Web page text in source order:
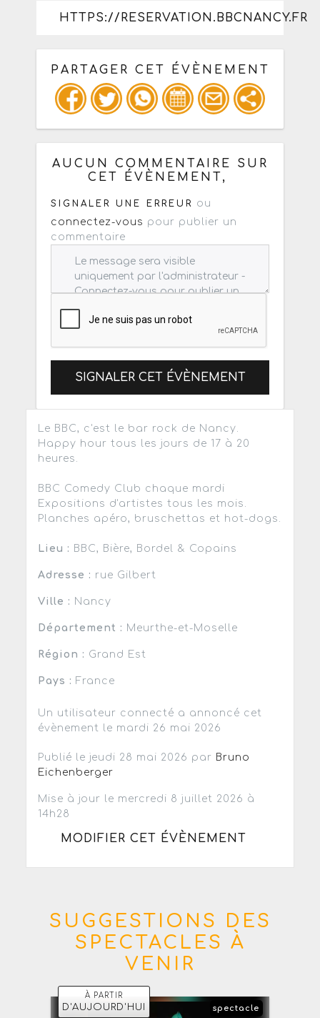
HTTPS://RESERVATION.BBCNANCY.FR
PARTAGER CET ÉVÈNEMENT
Copiez les infos ci-dessous pour un
: mail / forum / réseau social
AUCUN COMMENTAIRE SUR
CET ÉVÈNEMENT,
SIGNALER UNE ERREUR
ou
connectez-vous pour publier un
commentaire
SIGNALER CET ÉVÈNEMENT
Le BBC, c'est le bar rock de Nancy.
Happy hour tous les jours de 17 à 20
heures.
BBC Comedy Club chaque mardi
Expositions d'artistes tous les mois.
Planches apéro, bruschettas et hot-dogs.
Lieu : BBC, Bière, Bordel & Copains
Adresse : rue Gilbert
Ville : Nancy
Département : Meurthe-et-Moselle
Région : Grand Est
Pays : France
Un utilisateur connecté a annoncé cet
évènement le mardi 26 mai 2026
Publié le jeudi 28 mai 2026 par Bruno
Eichenberger
Mise à jour le mercredi 8 juillet 2026 à
14h28
MODIFIER CET ÉVÈNEMENT
SUGGESTIONS DES
SPECTACLES À
VENIR
À PARTIR
D'AUJOURD'HUI spectacle